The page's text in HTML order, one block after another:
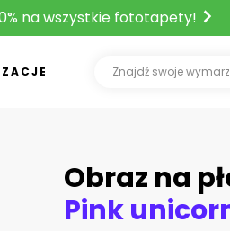
na wszystkie fototapety!
Obraz na